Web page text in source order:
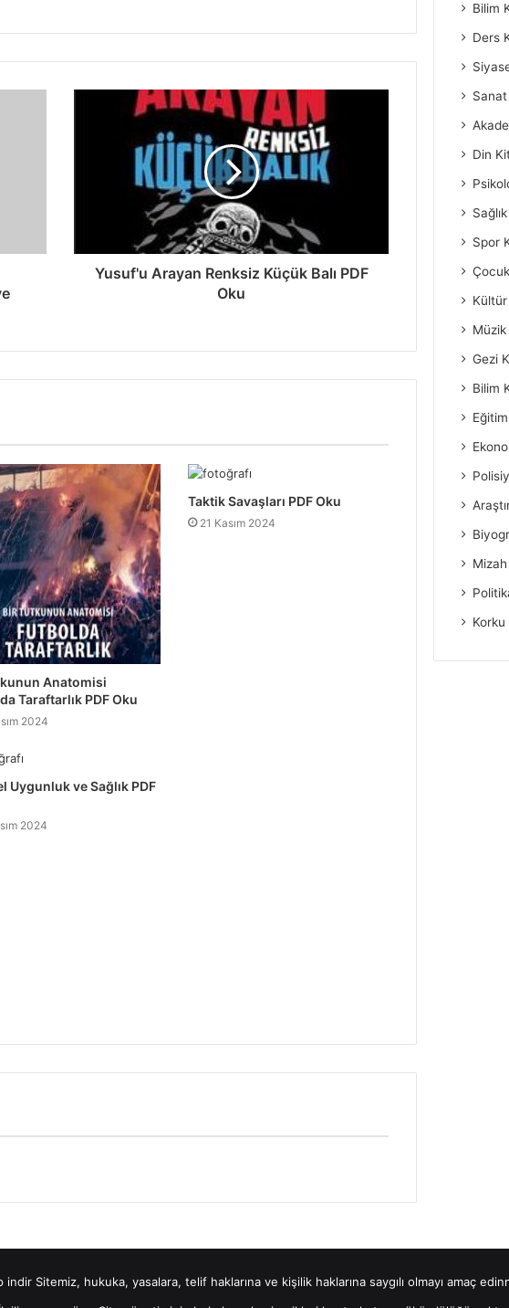
Yusuf'u Arayan Renksiz Küçük Balı PDF
Oku
Anatomisi
Taraftarlık PDF Oku
2024
Taktik Savaşları PDF Oku
21 Kasım 2024
Uygunluk ve Sağlık PDF
2024
Bilim
Ders
Sanat
Din
Spor
Kültür
Müzik
Gezi
Bilim
Korku
indir Sitemiz, hukuka, yasalara, telif haklarına ve kişilik haklarına saygılı olmayı amaç